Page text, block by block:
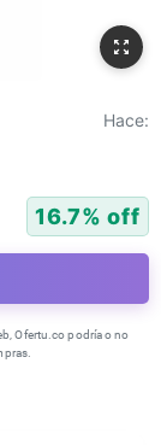
Hace:
16.7% off
Ofertu.co podría o no